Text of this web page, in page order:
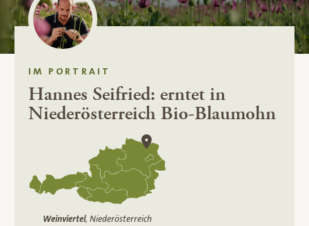
IM PORTRAIT
Hannes Seifried: erntet in
Niederösterreich Bio-Blaumohn
Weinviertel, Niederösterreich